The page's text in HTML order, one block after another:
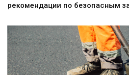
рекомендации по безопасным